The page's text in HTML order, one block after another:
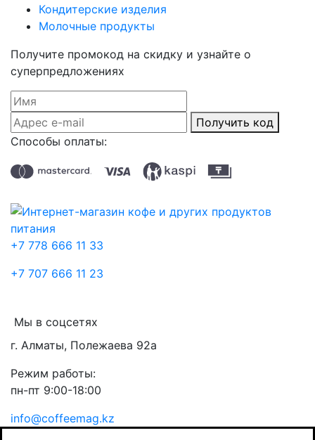
Кондитерские изделия
Молочные продукты
Получите промокод на скидку и узнайте о
суперпредложениях
Получить код
Способы оплаты:
+7 778 666 11 33
+7 707 666 11 23
Мы в соцсетях
г. Алматы, Полежаева 92а
Режим работы:
пн-пт 9:00-18:00
info@coffeemag.kz